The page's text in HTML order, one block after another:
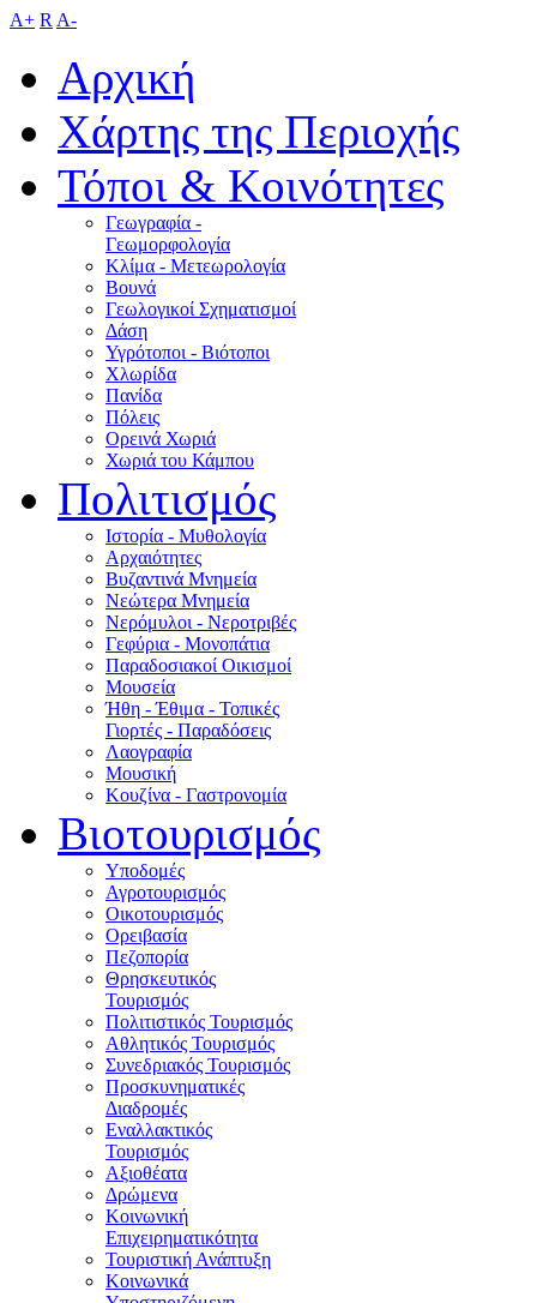
A+ R A-
Αρχική
Χάρτης της Περιοχής
Τόποι & Κοινότητες
Γεωγραφία -
Γεωμορφολογία
Κλίμα - Mετεωρολογία
Βουνά
Γεωλογικοί Σχηματισμοί
Δάση
Υγρότοποι - Βιότοποι
Χλωρίδα
Πανίδα
Πόλεις
Ορεινά Χωριά
Χωριά του Κάμπου
Πολιτισμός
Ιστορία - Μυθολογία
Αρχαιότητες
Βυζαντινά Μνημεία
Νεώτερα Μνημεία
Νερόμυλοι - Nεροτριβές
Γεφύρια - Μονοπάτια
Παραδοσιακοί Οικισμοί
Μουσεία
Ήθη - Έθιμα - Τοπικές
Γιορτές - Παραδόσεις
Λαογραφία
Μουσική
Κουζίνα - Γαστρονομία
Βιοτουρισμός
Υποδομές
Αγροτουρισμός
Οικοτουρισμός
Ορειβασία
Πεζοπορία
Θρησκευτικός
Τουρισμός
Πολιτιστικός Τουρισμός
Αθλητικός Τουρισμός
Συνεδριακός Τουρισμός
Προσκυνηματικές
Διαδρομές
Εναλλακτικός
Τουρισμός
Αξιοθέατα
Δρώμενα
Κοινωνική
Επιχειρηματικότητα
Τουριστική Ανάπτυξη
Κοινωνικά